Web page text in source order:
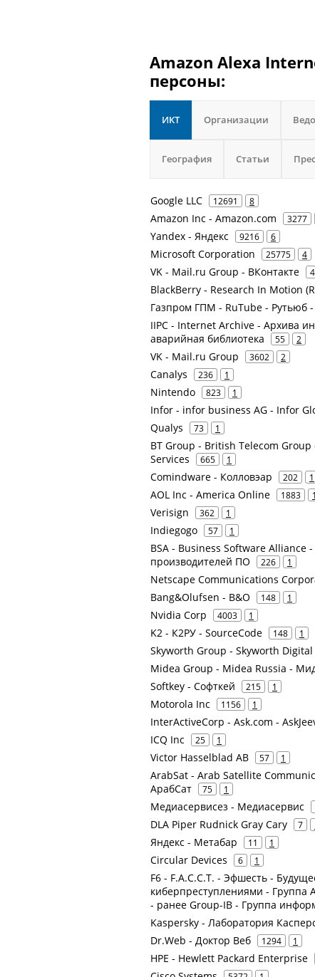
Amazon Alexa
персоны:
ИКТ Организации
География Статьи
Google LLC 12691 8
Amazon Inc - Amazon.com 3277
Yandex - Яндекс 9216 6
Microsoft Corporation 25775 4
VK - Mail.ru Group - ВКонтакте
BlackBerry - Research In Motion
Газпром ГПМ - RuTube - Рутьюб
IIPC - Internet Archive - Архива
аварийная библиотека
55 2
VK - Mail.ru Group 3602 2
Canalys 236 1
Nintendo 823 1
Infor - infor business AG - Infor
Qualys 73 1
BT Group - British Telecom
Services
665 1
Comindware - Колловэар 202 1
AOL Inc - America Online 1883 1
Verisign 362 1
Indiegogo 57 1
BSA - Business Software Alliance
производителей ПО
226 1
Netscape Communications
Bang&Olufsen - B&O 148 1
Nvidia Corp 4003 1
K2 - К2РУ - SourceCode 148 1
Skyworth Group - Skyworth Digital
Midea Group - Midea Russia -
Softkey - Софткей 215 1
Motorola Inc 1156 1
InterActiveCorp - Ask.com -
ICQ Inc 25 1
Victor Hasselblad AB 57 1
ArabSat - Arab Satellite
АрабСат
75 1
Медиасервисез - Медиасервис
DLA Piper Rudnick Gray Cary 7
Яндекс - Метабар 11 1
Circular Devices 6 1
F6 - F.A.С.С.T. - Эфшесть -
киберпреступлениями - Группа
- ранее Group-IB - Группа
Kaspersky - Лаборатория
Dr.Web - Доктор Веб 1294 1
HPE - Hewlett Packard Enterprise